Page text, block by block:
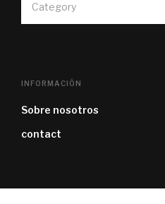
Category
INFORMACIÓN
Sobre nosotros
contact